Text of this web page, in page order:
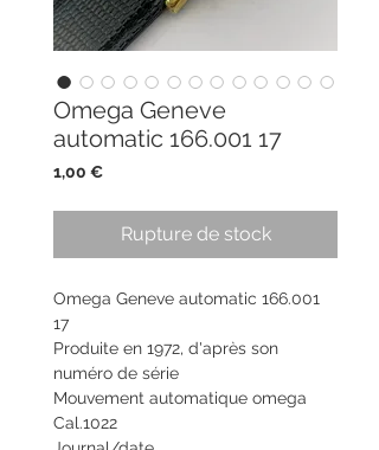
Omega Geneve
automatic 166.001 17
1,00 €Prix
Rupture de stock
Omega Geneve automatic 166.001
17
Produite en 1972, d'après son
numéro de série
Mouvement automatique omega
Cal.1022